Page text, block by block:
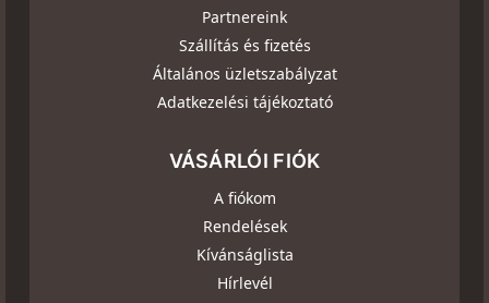
Partnereink
Szállítás és fizetés
Általános üzletszabályzat
Adatkezelési tájékoztató
VÁSÁRLÓI FIÓK
A fiókom
Rendelések
Kívánságlista
Hírlevél